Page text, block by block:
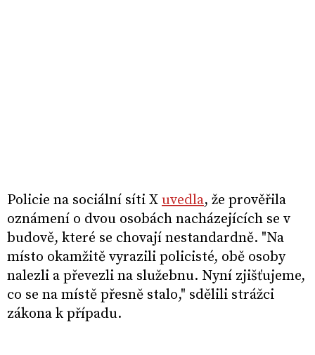
Policie na sociální síti X uvedla, že prověřila
oznámení o dvou osobách nacházejících se v
budově, které se chovají nestandardně. "Na
místo okamžitě vyrazili policisté, obě osoby
nalezli a převezli na služebnu. Nyní zjišťujeme,
co se na místě přesně stalo," sdělili strážci
zákona k případu.